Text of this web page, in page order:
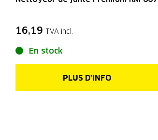
16,19 TVA incl.
En stock
PLUS D'INFO